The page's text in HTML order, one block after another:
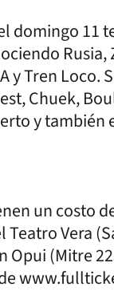
domingo 11
y Tren
Chuek,
y también
un costo
Vera
Opui (Mitre